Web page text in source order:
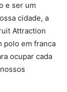
e ser um
cidade, a
Attraction
polo em franca
ocupar cada